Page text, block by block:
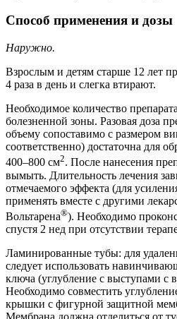
Способ применения и дозы
Наружно.
Взрослым и детям старше 12 лет
4 раза в день и слегка втирают.
Необходимое количество
болезненной зоны. Разовая доза
объему сопоставимо с размером
соответственно) достаточна для
400–800 см2. После нанесения
вымыть. Длительность лечения
отмечаемого эффекта (для
применять вместе с другими
Вольтарена®). Необходимо
спустя 2 нед при отсутствии
Ламинированные тубы: для
следует использовать
ключа (углубление с выступами
Необходимо совместить
крышки с фигурной защитной
Мембрана должна отделиться от